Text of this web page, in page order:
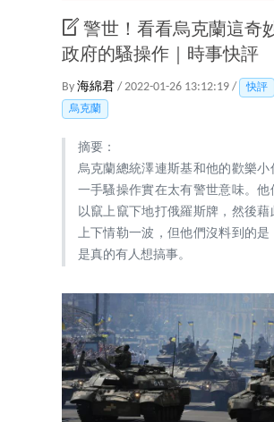
警世！看看烏克蘭這奇
政府的騷操作｜時事快評
By 海綿君 / 2022-01-26 13:12:19 /
快評
烏克蘭
摘要：
烏克蘭總統澤連斯基和他的歡樂小
一手騷操作實在太有警世意味。他
以竄上竄下地打俄羅斯牌，然後藉
上下情勒一波，但他們沒料到的是
是真的有人想搞事。